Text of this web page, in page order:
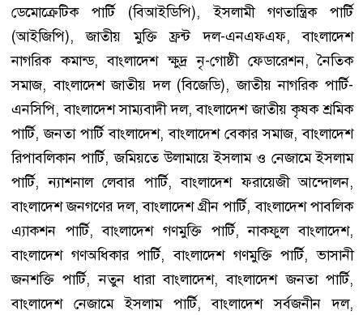
ডেমোক্রেটিক পার্টি (বিআইডিপি), ইসলামী গণতান্ত্রিক পার্টি
(আইজিপি), জাতীয় মুক্তি ফ্রন্ট দল-এনএফএফ, বাংলাদেশ
নাগরিক কমান্ড, বাংলাদেশ ক্ষুদ্র নৃ-গোষ্ঠী ফেডারেশন, নৈতিক
সমাজ, বাংলাদেশ জাতীয় দল (বিজেডি), জাতীয় নাগরিক পার্টি-
এনসিপি, বাংলাদেশ সাম্যবাদী দল, বাংলাদেশ জাতীয় কৃষক শ্রমিক
পার্টি, জনতা পার্টি বাংলাদেশ, বাংলাদেশ বেকার সমাজ, বাংলাদেশ
রিপাবলিকান পার্টি, জমিয়তে উলামায়ে ইসলাম ও নেজামে ইসলাম
পার্টি, ন্যাশনাল লেবার পার্টি, বাংলাদেশ ফরায়েজী আন্দোলন,
বাংলাদেশ জনগণের দল, বাংলাদেশ গ্রীন পার্টি, বাংলাদেশ পাবলিক
এ্যাকশন পার্টি, বাংলাদেশ গণমুক্তি পার্টি, নাকফুল বাংলাদেশ,
বাংলাদেশ গণঅধিকার পার্টি, বাংলাদেশ গণমুক্তি পার্টি, ভাসানী
জনশক্তি পার্টি, নতুন ধারা বাংলাদেশ, বাংলাদেশ জনতা পার্টি,
বাংলাদেশ নেজামে ইসলাম পার্টি, বাংলাদেশ সর্বজনীন দল,